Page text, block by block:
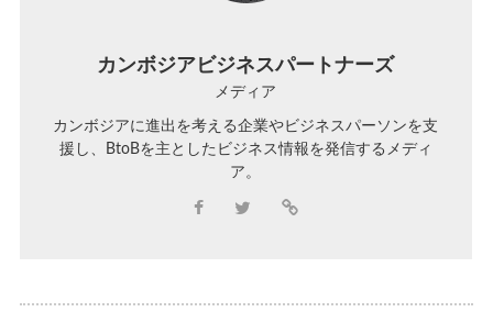
カンボジアビジネスパートナーズ
メディア
カンボジアに進出を考える企業やビジネスパーソンを支
援し、BtoBを主としたビジネス情報を発信するメディ
ア。